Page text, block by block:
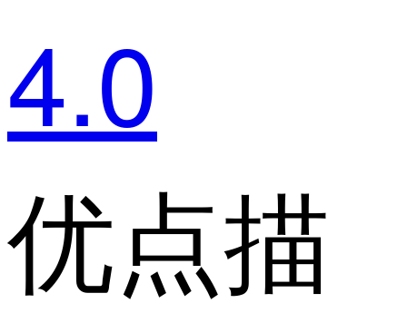
4.0
优点描